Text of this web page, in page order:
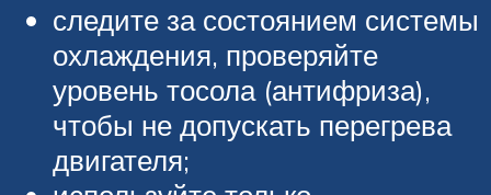
следите за состоянием системы
охлаждения, проверяйте
уровень тосола (антифриза),
чтобы не допускать перегрева
двигателя;